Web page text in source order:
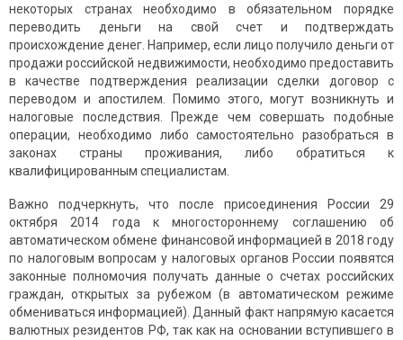
некоторых странах необходимо в обязательном порядке
переводить деньги на свой счет и подтверждать
происхождение денег. Например, если лицо получило деньги от
продажи российской недвижимости, необходимо предоставить
в качестве подтверждения реализации сделки договор с
переводом и апостилем. Помимо этого, могут возникнуть и
налоговые последствия. Прежде чем совершать подобные
операции, необходимо либо самостоятельно разобраться в
законах страны проживания, либо обратиться к
квалифицированным специалистам.
Важно подчеркнуть, что после присоединения России 29
октября 2014 года к многостороннему соглашению об
автоматическом обмене финансовой информацией в 2018 году
по налоговым вопросам у налоговых органов России появятся
законные полномочия получать данные о счетах российских
граждан, открытых за рубежом (в автоматическом режиме
обмениваться информацией). Данный факт напрямую касается
валютных резидентов РФ, так как на основании вступившего в